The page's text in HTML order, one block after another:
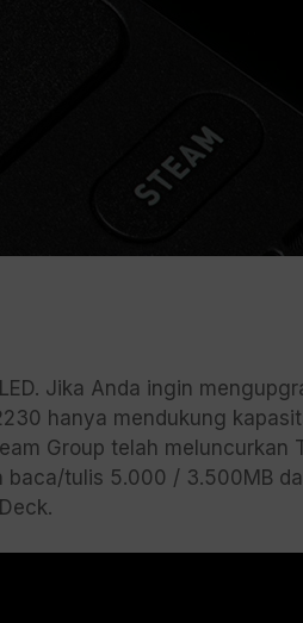
Jika Anda ingin
hanya mendukung
Group telah meluncurkan
baca/tulis 5.000 / 3.500MB